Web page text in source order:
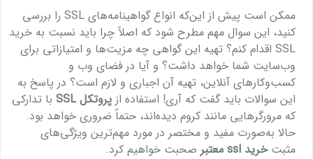
ممکن است پیش‌ از این‌که انواع گواهینامه‌های SSL را بررسی
کنید، این سوال مهم مطرح شود که اصلاً چرا باید نسبت به خرید
SSL اقدام کنم؟ تهیه این گواهی چه مزیت‌ها و امتیازاتی برای
وب‌سایت شما خواهد داشت؟ و آیا در فضای وب و
کسب‌وکارهای آنلاین، تهیه آن اجباری و لازم است؟ در پاسخ به
این سوالات باید گفت که آری! استفاده از پروتکل SSL
با تدارکی
که مرورگرهایی مانند کروم دیده‌اند، حتماً ضروری خواهد بود.
حالا به‌صورت مفید و مختصر در مورد مهم‌ترین ویژگی‌های
مثبتخرید ssl معتبر
صحبت خواهیم کرد.